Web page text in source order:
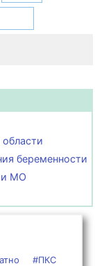
беременности
и МО
#ПКС